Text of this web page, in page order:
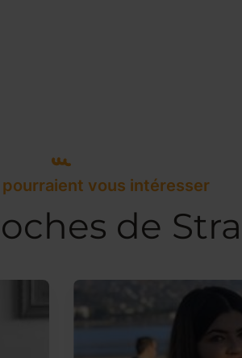
vous intéresser
de